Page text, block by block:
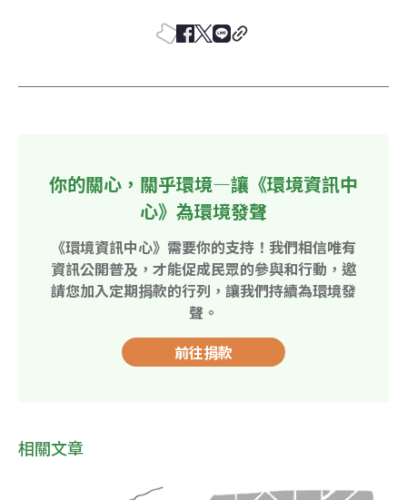
你的關心，關乎環境—讓《環境資訊中
心》為環境發聲
《環境資訊中心》需要你的支持！我們相信唯有
資訊公開普及，才能促成民眾的參與和行動，邀
請您加入定期捐款的行列，讓我們持續為環境發
聲。
前往捐款
相關文章